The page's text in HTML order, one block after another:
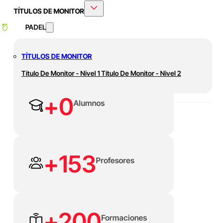
TÍTULOS DE MONITOR
PADEL
TÍTULOS DE MONITOR
Título De Monitor - Nivel 1Título De Monitor - Nivel 2
EXCELENCIA, INNOVACIÓN Y PROGRESO
Formación Deportiva
+0Alumnos
+153Profesores
Formaciones